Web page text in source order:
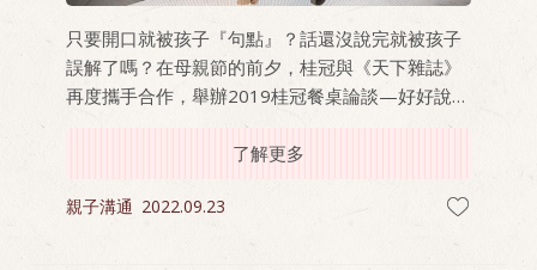
只要開口就被孩子『句點』？話還沒說完就被孩子
誤解了嗎？在母親節的前夕，桂冠與《天下雜誌》
再度攜手合作，舉辦2019桂冠餐桌論談—好好說頓
飯活動，現場邀請了兩百位帶著孩子參與的爸媽，
共同探討當孩子變成省話一哥、沉默一姐時，該怎
麼激起親子談話的火花。
了解更多
親子溝通 2022.09.23